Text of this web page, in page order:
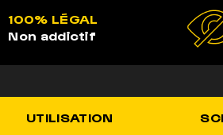
100% LÉGAL
Non addictif
UTILISATION